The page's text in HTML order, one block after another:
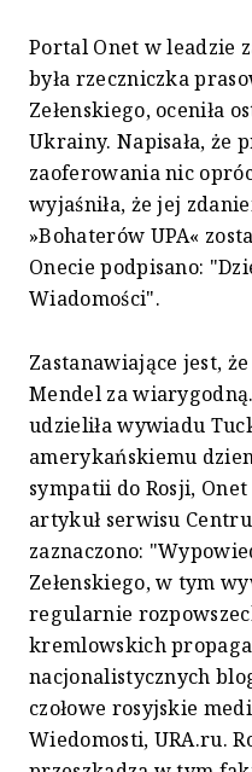
Portal Onet w leadzie
była rzeczniczka
Zełenskiego, oceniła
Ukrainy. Napisała, że
zaoferowania nic
wyjaśniła, że jej
»Bohaterów UPA«
Onecie podpisano:
Wiadomości".
Zastanawiające jest,
Mendel za
udzieliła wywiadu
amerykańskiemu
sympatii do Rosji,
artykuł serwisu
zaznaczono:
Zełenskiego, w tym
regularnie
kremlowskich
nacjonalistycznych
czołowe rosyjskie
Wiedomosti, URA.ru.